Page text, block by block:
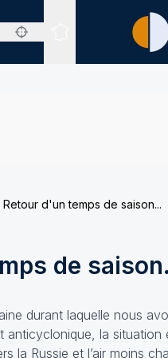
Sites expertisés
Retour d'un temps de saison...
de
durant laquelle nous
anticyclonique, la situation
la Russie et l’air moins